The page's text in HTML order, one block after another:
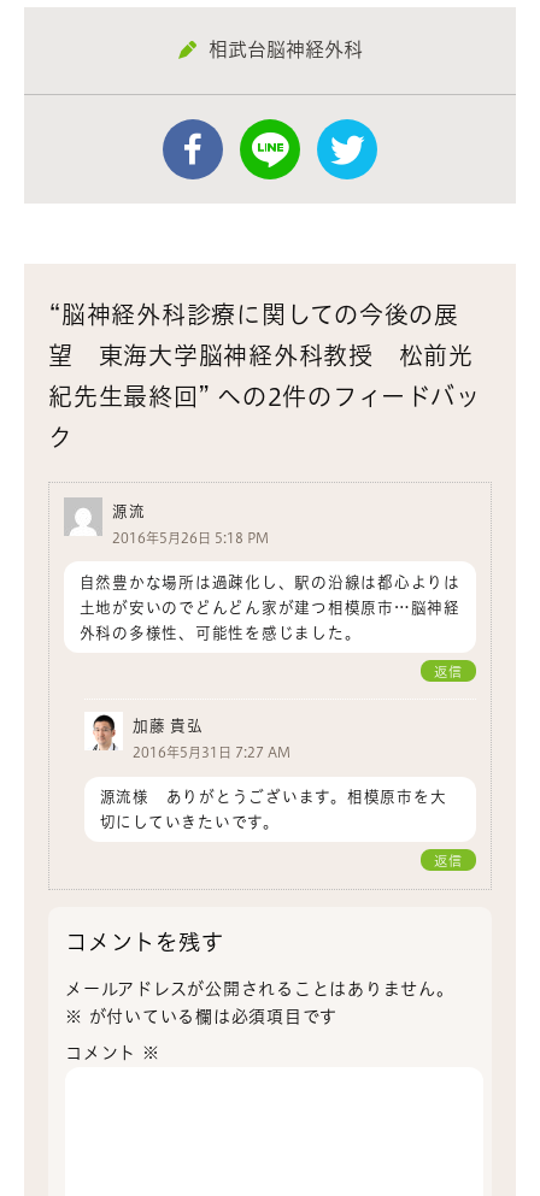
相武台脳神経外科
“脳神経外科診療に関しての今後の展
望 東海大学脳神経外科教授 松前光
紀先生最終回” への2件のフィードバッ
ク
源流
2016年5月26日 5:18 PM
自然豊かな場所は過疎化し、駅の沿線は都心よりは
土地が安いのでどんどん家が建つ相模原市…脳神経
外科の多様性、可能性を感じました。
返信
加藤 貴弘
2016年5月31日 7:27 AM
源流様 ありがとうございます。相模原市を大
切にしていきたいです。
返信
コメントを残す
メールアドレスが公開されることはありません。
※
が付いている欄は必須項目です
コメント ※